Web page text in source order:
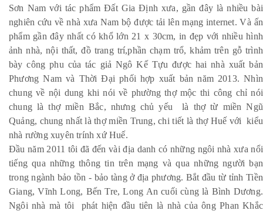
Sơn Nam với tác phẩm Đất Gia Định xưa, gần đây là nhiều bài
nghiên cứu về nhà xưa Nam bộ được tải lên mạng internet. Và ấn
phẩm gần đây nhất có khổ lớn 21 x 30cm, in đẹp với nhiều hình
ảnh nhà, nội thất, đồ trang trí,phần chạm trổ, khảm trên gỗ trình
bày công phu của tác giả Ngô Kế Tựu được hai nhà xuất bản
Phương Nam và Thời Đại phối hợp xuất bản năm 2013. Nhìn
chung về nội dung khi nói về phường thợ mộc thi công chỉ nói
chung là thợ miền Bắc, nhưng chủ yếu là thợ từ miền Ngũ
Quảng, chung nhất là thợ miền Trung, chi tiết là thợ Huế với kiểu
nhà rường xuyên trính xứ Huế.
Đầu năm 2011 tôi đã đến vài địa danh có những ngôi nhà xưa nổi
tiếng qua những thông tin trên mạng và qua những người bạn
trong ngành bảo tồn - bảo tàng ở địa phương. Bắt đầu từ tỉnh Tiền
Giang, Vĩnh Long, Bến Tre, Long An cuối cùng là Bình Dương.
Ngôi nhà mà tôi phát hiện đầu tiên là nhà của ông Phan Khắc